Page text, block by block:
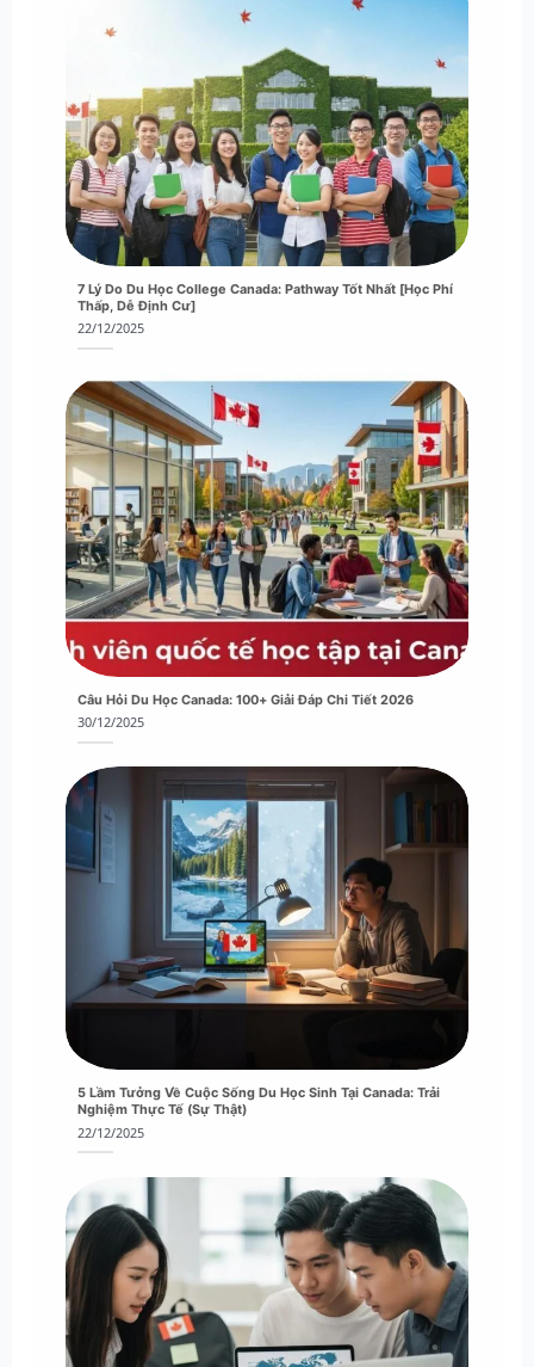
7 Lý Do Du Học College Canada: Pathway Tốt Nhất [Học Phí
Thấp, Dễ Định Cư]
22/12/2025
Câu Hỏi Du Học Canada: 100+ Giải Đáp Chi Tiết 2026
30/12/2025
5 Lầm Tưởng Về Cuộc Sống Du Học Sinh Tại Canada: Trải
Nghiệm Thực Tế (Sự Thật)
22/12/2025